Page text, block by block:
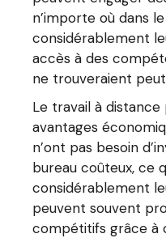
n’importe où dans
considérablement
accès à des
ne trouveraient
Le travail à
avantages
n’ont pas besoin
bureau coûteux, ce
considérablement
peuvent souvent
compétitifs grâce à